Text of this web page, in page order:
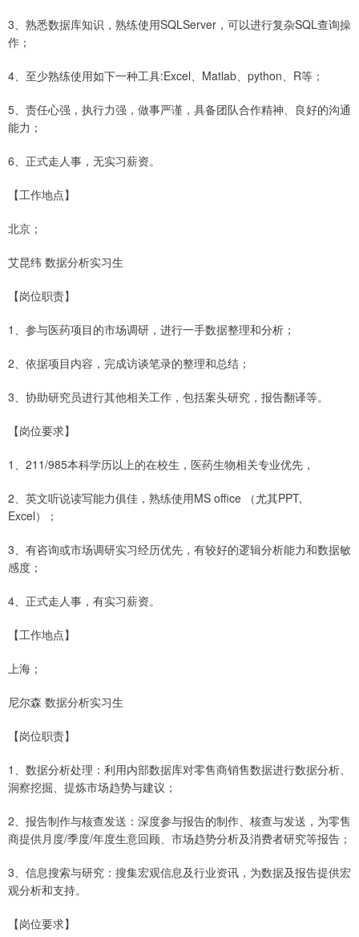
3、熟悉数据库知识，熟练使用SQLServer，可以进行复杂SQL查询操
作；
4、至少熟练使用如下一种工具:Excel、Matlab、python、R等；
5、责任心强，执行力强，做事严谨，具备团队合作精神、良好的沟通
能力；
6、正式走人事，无实习薪资。
【工作地点】
北京；
艾昆纬 数据分析实习生
【岗位职责】
1、参与医药项目的市场调研，进行一手数据整理和分析；
2、依据项目内容，完成访谈笔录的整理和总结；
3、协助研究员进行其他相关工作，包括案头研究，报告翻译等。
【岗位要求】
1、211/985本科学历以上的在校生，医药生物相关专业优先，
2、英文听说读写能力俱佳，熟练使用MS office （尤其PPT,
Excel）；
3、有咨询或市场调研实习经历优先，有较好的逻辑分析能力和数据敏
感度；
4、正式走人事，有实习薪资。
【工作地点】
上海；
尼尔森 数据分析实习生
【岗位职责】
1、数据分析处理：利用内部数据库对零售商销售数据进行数据分析、
洞察挖掘、提炼市场趋势与建议；
2、报告制作与核查发送：深度参与报告的制作、核查与发送，为零售
商提供月度/季度/年度生意回顾、市场趋势分析及消费者研究等报告；
3、信息搜索与研究：搜集宏观信息及行业资讯，为数据及报告提供宏
观分析和支持。
【岗位要求】